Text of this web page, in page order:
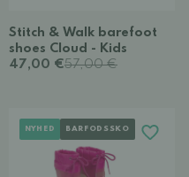
Stitch & Walk barefoot
shoes Cloud - Kids
47,00 €57,00 €
NYHED BARFODSSKO